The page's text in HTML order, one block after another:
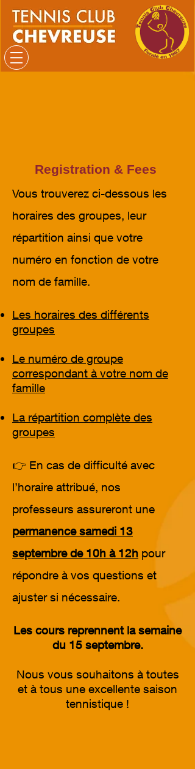
Registration & Fees
Vous trouverez ci-dessous les
horaires des groupes, leur
répartition ainsi que votre
numéro en fonction de votre
nom de famille.
Les horaires des différents
groupes
Le numéro de groupe
correspondant à votre nom de
famille
La répartition complète des
groupes
👉 En cas de difficulté avec
l’horaire attribué, nos
professeurs assureront une
permanence samedi 13
septembre de 10h à 12h pour
répondre à vos questions et
ajuster si nécessaire.
Les cours reprennent la semaine
du 15 septembre.
Nous vous souhaitons à toutes
et à tous une excellente saison
tennistique !